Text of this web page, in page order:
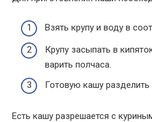
Взять крупу и воду в
Крупу засыпать в
варить полчаса.
Готовую кашу разделить
Есть кашу разрешается с